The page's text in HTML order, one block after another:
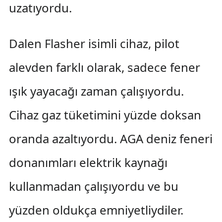
uzatıyordu.
Dalen Flasher isimli cihaz, pilot
alevden farklı olarak, sadece fener
ışık yayacağı zaman çalışıyordu.
Cihaz gaz tüketimini yüzde doksan
oranda azaltıyordu. AGA deniz feneri
donanımları elektrik kaynağı
kullanmadan çalışıyordu ve bu
yüzden oldukça emniyetliydiler.